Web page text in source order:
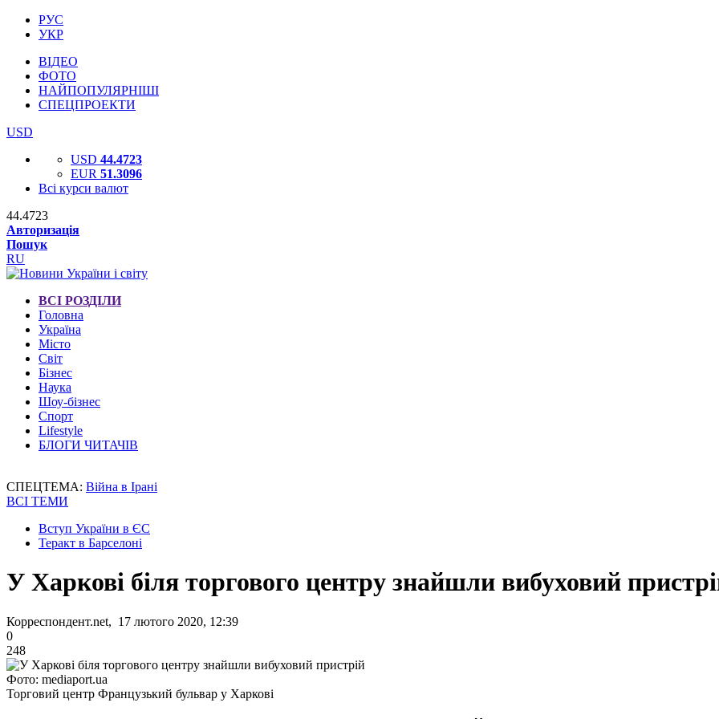
РУС
УКР
ВІДЕО
ФОТО
НАЙПОПУЛЯРНІШІ
СПЕЦПРОЕКТИ
USD
USD 44.4723
EUR 51.3096
Всі курси валют
44.4723
Авторизація
Пошук
RU
ВСІ РОЗДІЛИ
Головна
Україна
Місто
Світ
Бізнес
Наука
Шоу-бізнес
Спорт
Lifestyle
БЛОГИ ЧИТАЧІВ
СПЕЦТЕМА: Війна в Ірані
ВСІ ТЕМИ
Вступ України в ЄС
Теракт в Барселоні
У Харкові біля торгового центру знайшли вибуховий
Корреспондент.net, 17 лютого 2020, 12:39
0
248
Фото: mediaport.ua
Торговий центр Французький бульвар у Харкові